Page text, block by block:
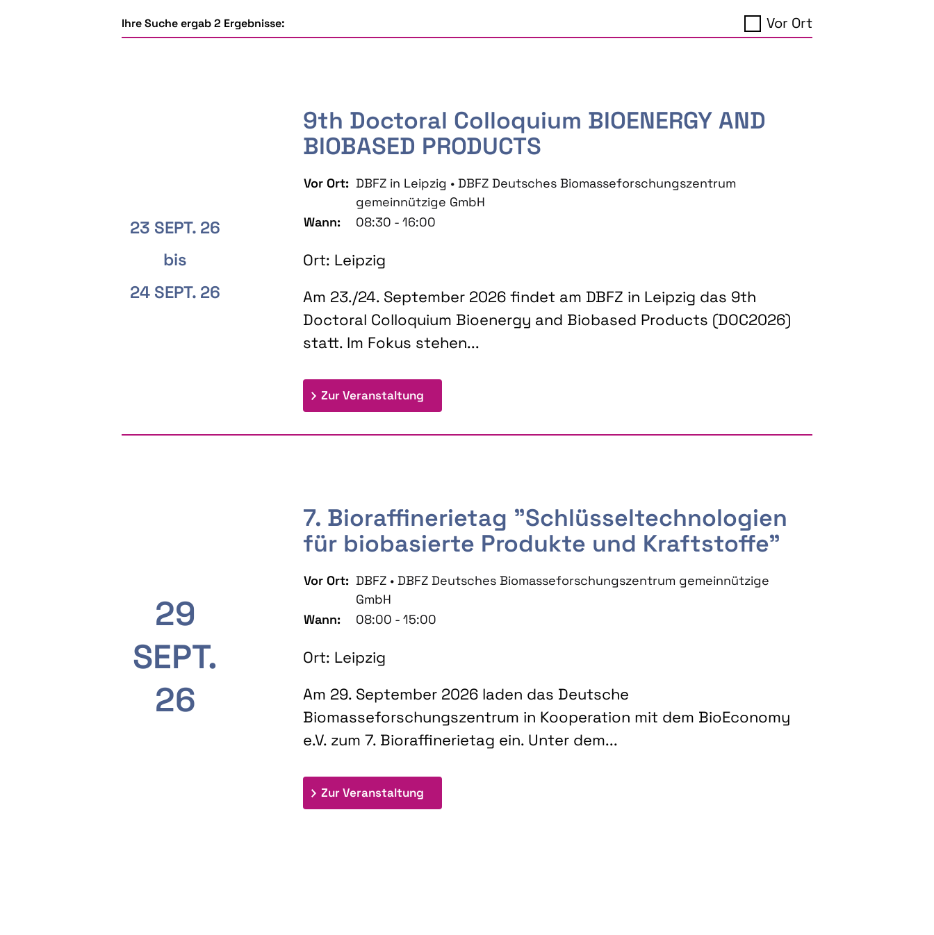
Ihre Suche ergab 2 Ergebnisse: Vor Ort
23 SEPT. 26
bis
24 SEPT. 26
9th Doctoral Colloquium BIOENERGY AND
BIOBASED PRODUCTS
Vor Ort: DBFZ in Leipzig • DBFZ Deutsches Biomasseforschungszentrum
gemeinnützige GmbH
Wann:
08:30 - 16:00
Ort: Leipzig
Am 23./24. September 2026 findet am DBFZ in Leipzig das 9th
Doctoral Colloquium Bioenergy and Biobased Products (DOC2026)
statt. Im Fokus stehen...
Zur Veranstaltung: 9th Doctoral Colloquium BIOENERGY AND BIOBASED PRODUCTS
29
SEPT.
26
7. Bioraffinerietag "Schlüsseltechnologien
für biobasierte Produkte und Kraftstoffe"
Vor Ort: DBFZ • DBFZ Deutsches Biomasseforschungszentrum gemeinnützige
GmbH
Wann:
08:00 - 15:00
Ort: Leipzig
Am 29. September 2026 laden das Deutsche
Biomasseforschungszentrum in Kooperation mit dem BioEconomy
e.V. zum 7. Bioraffinerietag ein. Unter dem...
Zur Veranstaltung: 7. Bioraffinerietag "Schlüsseltechnologien für biobasierte Produkte und Kraftstoffe"